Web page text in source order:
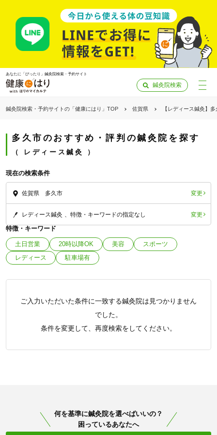
あなたに「ぴったり」鍼灸院検索・予約サイト
鍼灸院検索
鍼灸院検索・予約サイトの「健康にはり」TOP 佐賀県 【レディース鍼灸】
多久市のおすすめ・評判の鍼灸院を探す
レディース鍼灸
現在の検索条件
佐賀県 多久市 変更
レディース鍼灸 特徴・キーワードの指定なし 変更
特徴・キーワード
土日営業 20時以降OK 美容
スポーツ
レディース
駐車場有
ご入力いただいた条件に一致する鍼灸院は見つかりません
でした。
条件を変更して、再度検索をしてください。
「健康にはりを見た」
何を基準に鍼灸院を選べばいいの？
困っているあなたへ